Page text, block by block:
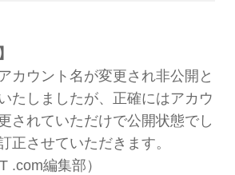
カウント名が変更され非公開と
たしましたが、正確にはアカウ
されていただけで公開状態でし
正させていただきます。
.com編集部）